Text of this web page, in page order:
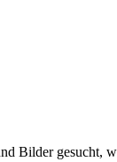
Bilder gesucht,